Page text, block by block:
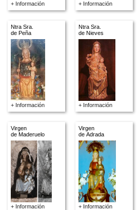
+ Información + Información
Ntra Sra.
de Peña
+ Información
Ntra Sra.
de Nieves
+ Información
Virgen
de Maderuelo
+ Información
Virgen
de Adrada
+ Información